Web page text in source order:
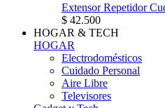
Extensor Repetidor
$ 42.500
HOGAR & TECH
HOGAR
Electrodomésticos
Cuidado Personal
Aire Libre
Televisores